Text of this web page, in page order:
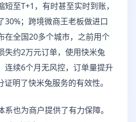
至T+1，有时甚至实时到账，
30%；跨境微商王老板做进口
在全国20多个城市，之前用个
失约2万元订单，使用快米兔
连续6个月无风控，订单量提升
明了快米兔服务的有效性。
也为商户提供了有力保障。